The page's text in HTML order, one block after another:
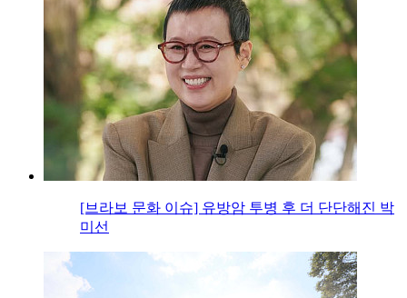
[브라보 문화 이슈] 유방암 투병 후 더 단단해진 박
미선